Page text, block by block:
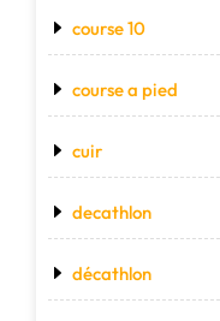
course 10
course a pied
cuir
decathlon
décathlon